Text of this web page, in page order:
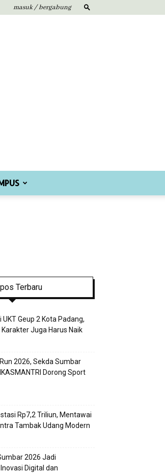
masuk / bergabung
Terbaru
Geup 2 Kota Padang,
Juga Harus Naik
2026, Sekda Sumbar
Dorong Sport
Rp7,2 Triliun, Mentawai
Tambak Udang Modern
2026 Jadi
Digital dan